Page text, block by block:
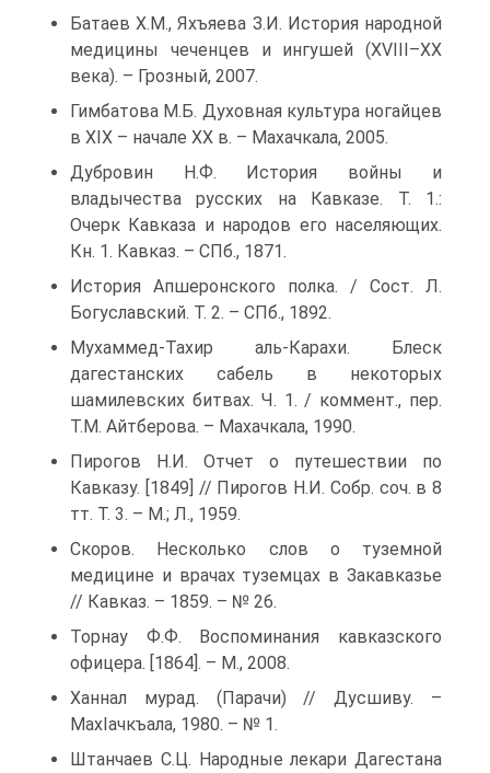
Батаев Х.М., Яхъяева З.И. История народной
медицины чеченцев и ингушей (XVIII–XX
века). – Грозный, 2007.
Гимбатова М.Б. Духовная культура ногайцев
в XIX – начале XX в. – Махачкала, 2005.
Дубровин Н.Ф. История войны и
владычества русских на Кавказе. Т. 1.:
Очерк Кавказа и народов его населяющих.
Кн. 1. Кавказ. – СПб., 1871.
История Апшеронского полка. / Сост. Л.
Богуславский. Т. 2. – СПб., 1892.
Мухаммед-Тахир аль-Карахи. Блеск
дагестанских сабель в некоторых
шамилевских битвах. Ч. 1. / коммент., пер.
Т.М. Айтберова. – Махачкала, 1990.
Пирогов Н.И. Отчет о путешествии по
Кавказу. [1849] // Пирогов Н.И. Собр. соч. в 8
тт. Т. 3. – М.; Л., 1959.
Скоров. Несколько слов о туземной
медицине и врачах туземцах в Закавказье
// Кавказ. – 1859. – № 26.
Торнау Ф.Ф. Воспоминания кавказского
офицера. [1864]. – М., 2008.
Ханнал мурад. (Парачи) // Дусшиву. –
МахIачкъала, 1980. – № 1.
Штанчаев С.Ц. Народные лекари Дагестана